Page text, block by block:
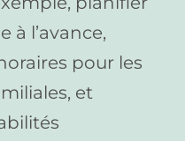
à l’avance,
pour les
et